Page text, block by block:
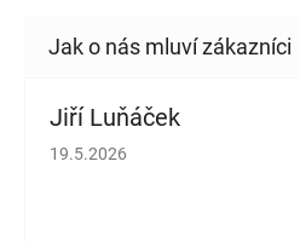
Jiří Luňáček
Hodnocení obchodu je 5 z 5
19.5.2026